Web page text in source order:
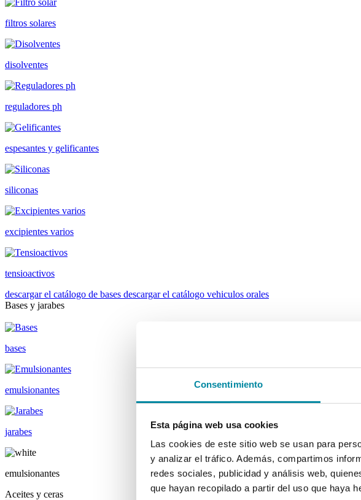
Consentimiento
Esta página web usa cookies
Las cookies de este sitio web se usan para
y analizar el tráfico. Además, compartimos
redes sociales, publicidad y análisis web,
que hayan recopilado a partir del uso que haya
filtros solares
disolventes
reguladores ph
espesantes y gelificantes
siliconas
excipientes varios
tensioactivos
descargar el catálogo de bases descargar el catálogo vehiculos orales
Bases y jarabes
bases
emulsionantes
jarabes
emulsionantes
Aceites y ceras